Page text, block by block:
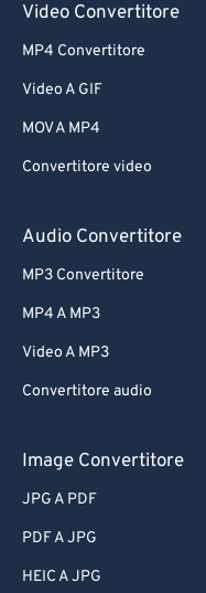
Video Convertitore
MP4 Convertitore
Video A GIF
MOV A MP4
Convertitore video
Audio Convertitore
MP3 Convertitore
MP4 A MP3
Video A MP3
Convertitore audio
Image Convertitore
JPG A PDF
PDF A JPG
HEIC A JPG